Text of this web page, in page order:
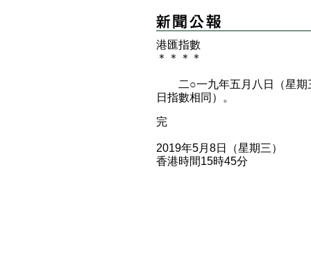
港匯指數
＊
＊ ＊ ＊
二○一九年五月八日（星期
日指數相同）。
完
2019年5月8日（星期三）
香港時間15時45分